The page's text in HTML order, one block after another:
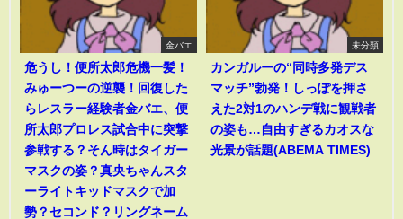
金バエ
危うし！便所太郎危機一髪！
みゅーつーの逆襲！回復した
らレスラー経験者金バエ、便
所太郎プロレス試合中に突撃
参戦する？そん時はタイガー
マスクの姿？真央ちゃんスタ
ーライトキッドマスクで加
勢？セコンド？リングネーム
未分類
カンガルーの“同時多発デス
マッチ”勃発！しっぽを押さ
えた2対1のハンデ戦に観戦者
の姿も…自由すぎるカオスな
光景が話題(ABEMA TIMES)